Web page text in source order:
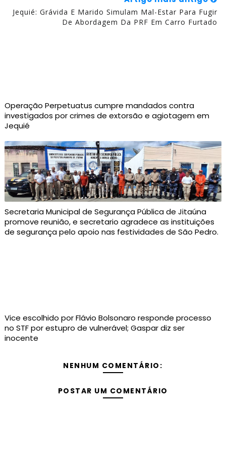
Jequié: Grávida E Marido Simulam Mal-Estar Para Fugir
De Abordagem Da PRF Em Carro Furtado
Operação Perpetuatus cumpre mandados contra
investigados por crimes de extorsão e agiotagem em
Jequié
Secretaria Municipal de Segurança Pública de Jitaúna
promove reunião, e secretario agradece as instituições
de segurança pelo apoio nas festividades de São Pedro.
Vice escolhido por Flávio Bolsonaro responde processo
no STF por estupro de vulnerável; Gaspar diz ser
inocente
NENHUM COMENTÁRIO:
POSTAR UM COMENTÁRIO